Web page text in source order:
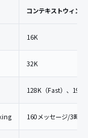
コンテキストウィン
16K
32K
128K（Fast）、
160メッセージ/3時間